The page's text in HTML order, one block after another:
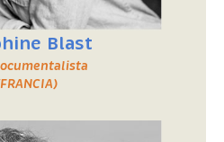
Blast